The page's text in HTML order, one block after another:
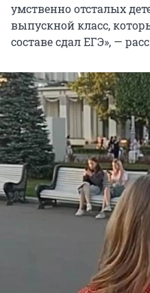
умственно отсталых
выпускной класс,
составе сдал ЕГЭ», —